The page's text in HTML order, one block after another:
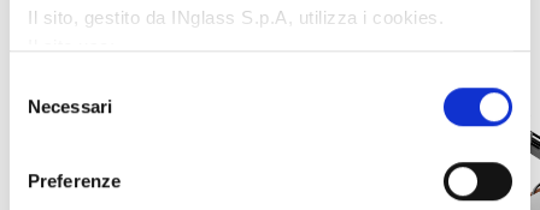
Il sito, gestito da INglass S.p.A, utilizza i cookies.
Il sito usa:
sito web abilitandone funzionalità di base quali la
memorizzano le informazioni
che l’utente ha già inserito (come ad esempio lo user ID,
delNecessari
Preferenze